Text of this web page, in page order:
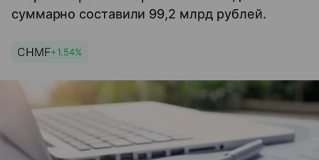
суммарно составили 99,2 млрд рублей.
CHMF+1.54%